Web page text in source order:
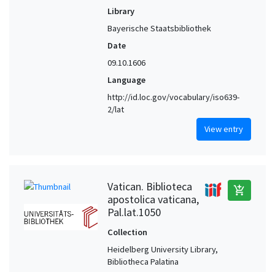
Library
Bayerische Staatsbibliothek
Date
09.10.1606
Language
http://id.loc.gov/vocabulary/iso639-
2/lat
View entry
Vatican. Biblioteca
apostolica vaticana,
Pal.lat.1050
add_shopping_cart
Collection
Heidelberg University Library,
Bibliotheca Palatina